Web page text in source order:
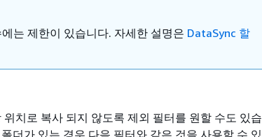
는 제한이 있습니다. 자세한 설명은 DataSync 할
치로 복사 되지 않도록 제외 필터를 원할 수도 있습
더가 있는 경우 다음 필터와 같은 것을 사용할 수 있